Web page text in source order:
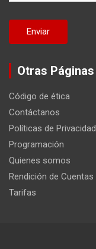
Otras Páginas
Código de ética
Contáctanos
Políticas de Privacidad
Programación
Quienes somos
Rendición de Cuentas
Tarifas